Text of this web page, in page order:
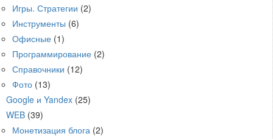
Игры. Стратегии (2)
Инструменты (6)
Офисные (1)
Программирование (2)
Справочники (12)
Фото (13)
Google и Yandex (25)
WEB (39)
Монетизация блога (2)